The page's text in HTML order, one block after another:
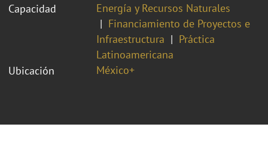
Capacidad
Energía y Recursos Naturales
Financiamiento de Proyectos e
Infraestructura
Práctica
Latinoamericana
Ubicación
México+